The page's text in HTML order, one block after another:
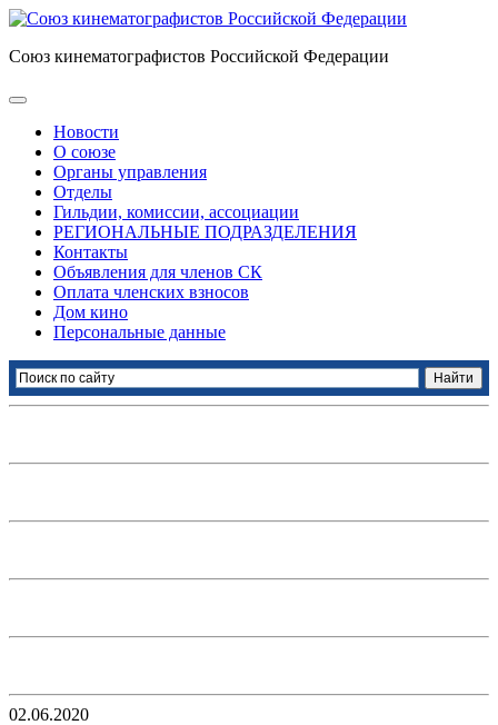
Союз кинематографистов Российской Федерации
Новости
О союзе
Органы управления
Отделы
Гильдии, комиссии, ассоциации
РЕГИОНАЛЬНЫЕ ПОДРАЗДЕЛЕНИЯ
Контакты
Объявления для членов СК
Оплата членских взносов
Дом кино
Персональные данные
02.06.2020